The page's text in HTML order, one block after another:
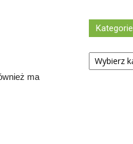
ma
Kategorie
Kategorie